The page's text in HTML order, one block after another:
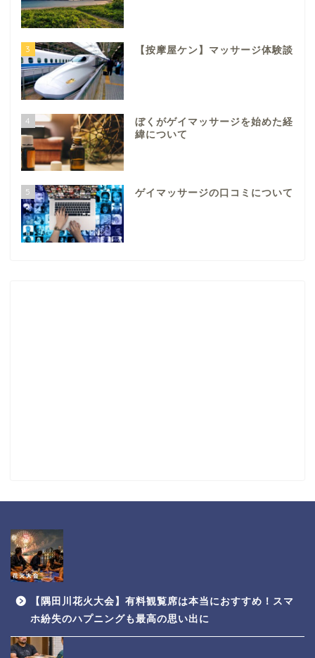
3 【按摩屋ケン】マッサージ体験談
4
ぼくがゲイマッサージを始めた経
緯について
5 ゲイマッサージの口コミについて
【隅田川花火大会】有料観覧席は本当におすすめ！スマ
ホ紛失のハプニングも最高の思い出に